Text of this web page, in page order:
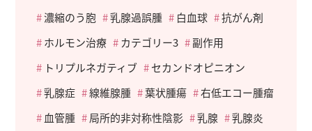
濃縮のう胞
乳腺過誤腫 白血球
抗がん剤
ホルモン治療
カテゴリー3
副作用
トリプルネガティブ
セカンドオピニオン
乳腺症
線維腺腫 葉状腫瘍
右低エコー腫瘤
血管腫
局所的非対称性陰影 乳腺
乳腺炎